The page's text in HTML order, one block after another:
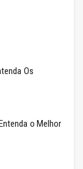
Os
o Melhor